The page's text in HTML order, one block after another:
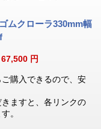
ムクローラ330mm幅
円
ご購入できるので、安
ますと、各リンクの
。